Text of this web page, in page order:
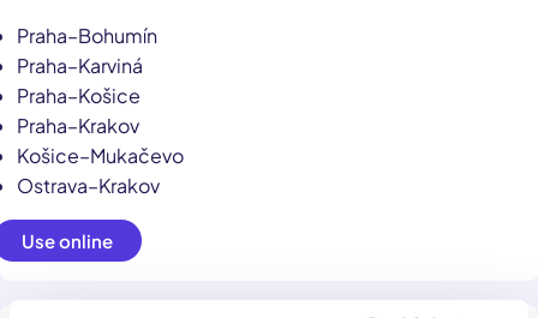
Praha–Bohumín
Praha–Karviná
Praha–Košice
Praha–Krakov
Košice–Mukačevo
Ostrava–Krakov
Use online